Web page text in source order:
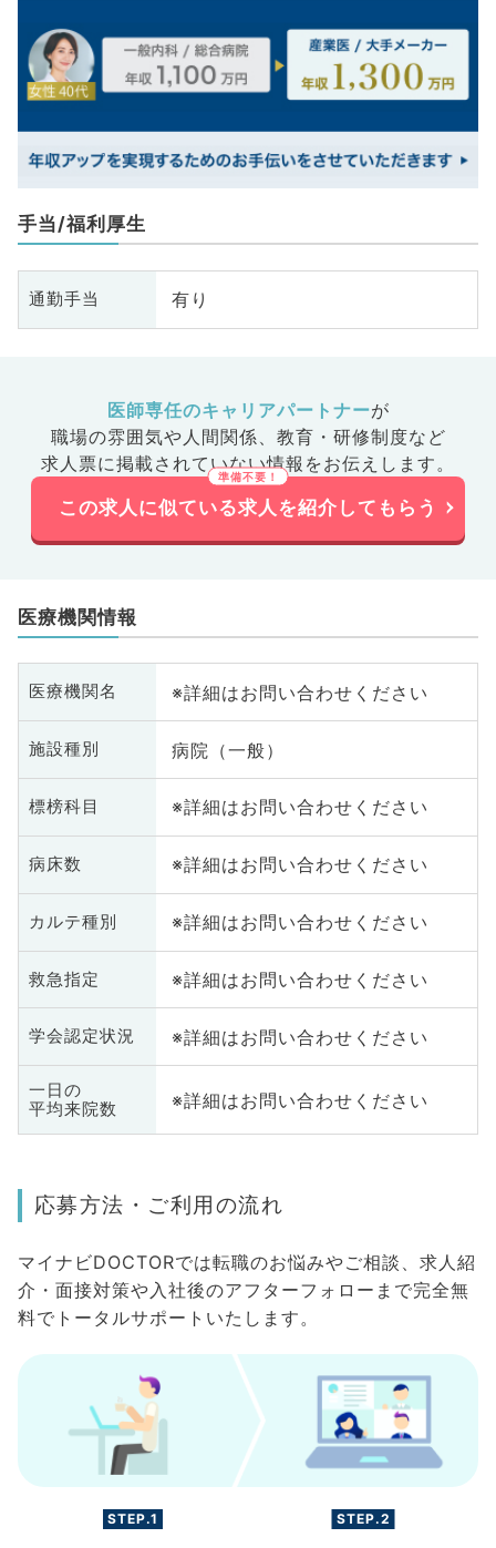
手当/福利厚生
通勤手当 有り
医師専任のキャリアパートナーが
職場の雰囲気や人間関係、 教育・研修制度など
求人票に掲載されていない情報をお伝えします。
この求人に似ている求人を紹介してもらう
医療機関情報
医療機関名 ※詳細はお問い合わせください
施設種別 病院（一般）
標榜科目 ※詳細はお問い合わせください
病床数 ※詳細はお問い合わせください
カルテ種別 ※詳細はお問い合わせください
救急指定 ※詳細はお問い合わせください
学会認定状況 ※詳細はお問い合わせください
一日の
平均来院数
※詳細はお問い合わせください
応募方法・ご利用の流れ
マイナビDOCTORでは転職のお悩みやご相談、求人紹
介・面接対策や入社後のアフターフォローまで完全無
料でトータルサポートいたします。
STEP.1 STEP.2